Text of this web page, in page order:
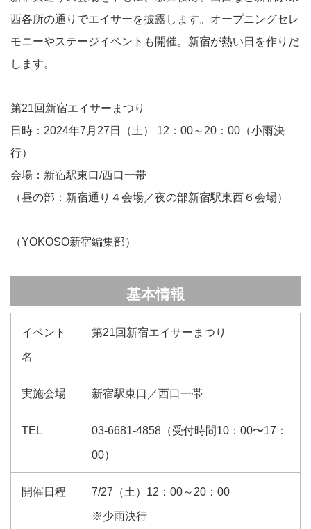
西各所の通りでエイサーを披露します。オープニングセレ
モニーやステージイベントも開催。新宿が熱い日を作りだ
します。
第21回新宿エイサーまつり
日時：2024年7月27日（土） 12：00～20：00（小雨決
行）
会場：新宿駅東口/西口一帯
（昼の部：新宿通り４会場／夜の部新宿駅東西６会場）
（YOKOSO新宿編集部）
基本情報
イベント
名
第21回新宿エイサーまつり
実施会場 新宿駅東口／西口一帯
TEL 03-6681-4858（受付時間10：00〜17：
00）
開催日程 7/27（土）12：00～20：00
※少雨決行